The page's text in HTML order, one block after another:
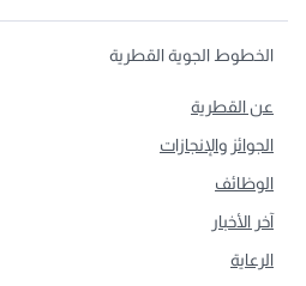
الخطوط الجوية القطرية
عن القطرية
الجوائز والإنجازات
الوظائف
آخر الأخبار
الرعاية